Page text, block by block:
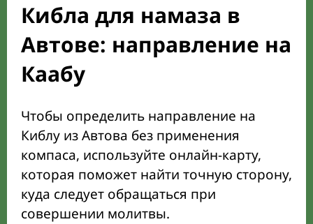
Кибла для намаза в
Автове: направление на
Каабу
Чтобы определить направление на
Киблу из Автова без применения
компаса, используйте онлайн-карту,
которая поможет найти точную сторону,
куда следует обращаться при
совершении молитвы.